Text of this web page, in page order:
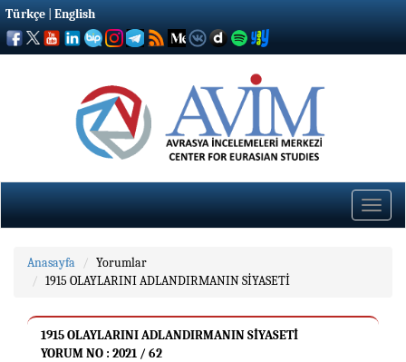
Türkçe English
Toggle
Anasayfa
Yorumlar
1915 OLAYLARINI ADLANDIRMANIN SİYASETİ
1915 OLAYLARINI ADLANDIRMANIN SİYASETİ
YORUM NO : 2021 / 62